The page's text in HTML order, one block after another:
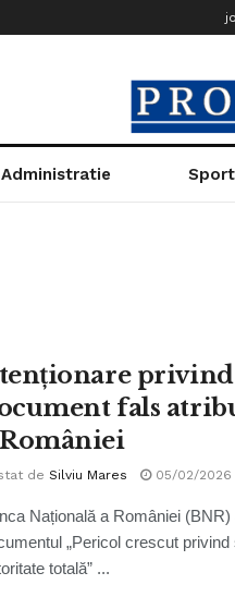
Administratie Sport
fals
de Silviu Mares 05/02/2026
Națională a României
„Pericol crescut
totală” ...